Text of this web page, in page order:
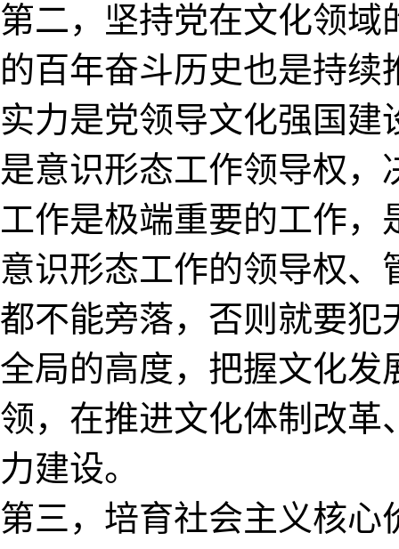
第二，坚持党在文化领
的百年奋斗历史也是持
实力是党领导文化强国
是意识形态工作领导权
工作是极端重要的工作，
意识形态工作的领导权
都不能旁落，否则就要犯
全局的高度，把握文化发
领，在推进文化体制改革
力建设。
第三，培育社会主义核